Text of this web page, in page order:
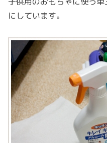
にしています。